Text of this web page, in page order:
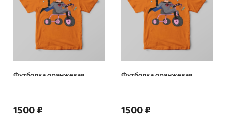
Футболка оранжевая
1500 ₽
Футболка оранжевая
1500 ₽